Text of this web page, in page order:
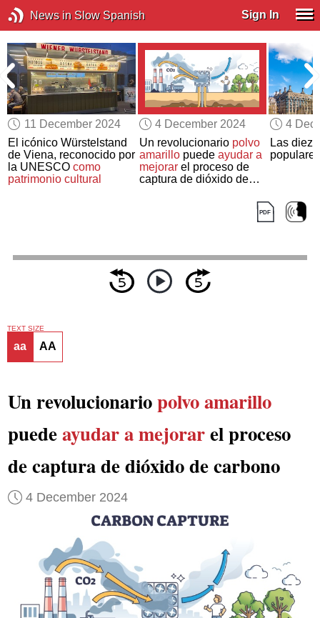
News in Slow Spanish Sign In
11 December 2024
El icónico Würstelstand
de Viena, reconocido por
la UNESCOcomo
patrimonio cultural
4 December 2024
Un revolucionario polvo
amarillopuede ayudar a
mejorarel proceso de
captura de dióxido de
4
Las diez
TEXT SIZE
aa AA
Un revolucionariopolvo amarillo
puedeayudar a mejorarel proceso
de captura de dióxido de carbono
4 December 2024